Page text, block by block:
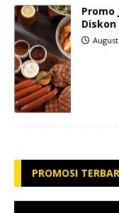
Promo
Diskon
PROMOSI